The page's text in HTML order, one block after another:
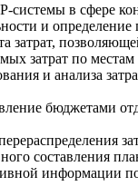
в сфере
и
затрат,
затрат по
и анализа
бюджетами
составления
информации